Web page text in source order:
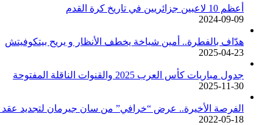
أعظم 10 لاعبين جزائريين في تاريخ كرة القدم
2024-09-09
هدّاف بالفطرة.. أمين شياخة يخطف الأنظار و يريح بيتكوفيتش
2025-04-23
جدول مباريات كأس العرب 2025 والقنوات الناقلة المفتوحة
2025-11-30
الفرصة الأخيرة.. عرض “خرافي” من سان جيرمان لتجديد عقد
2022-05-18